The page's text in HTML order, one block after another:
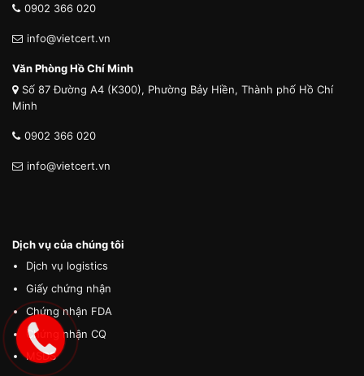
0902 366 020
info@vietcert.vn
Văn Phòng Hồ Chí Minh
Số 87 Đường A4 (K300), Phường Bảy Hiền, Thành phố Hồ Chí
Minh
0902 366 020
info@vietcert.vn
Dịch vụ của chúng tôi
Dịch vụ logistics
Giấy chứng nhận
Chứng nhận FDA
Chứng nhận CQ
MSDS